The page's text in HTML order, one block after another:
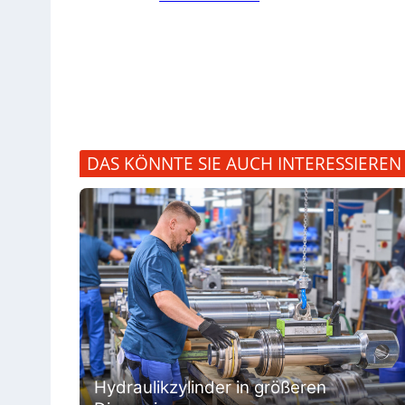
DAS KÖNNTE SIE AUCH INTERESSIEREN
Hydraulikzylinder in größeren